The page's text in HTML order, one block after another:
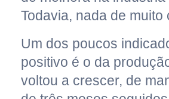
Todavia, nada de muito
Um dos poucos
positivo é o da
voltou a crescer, de